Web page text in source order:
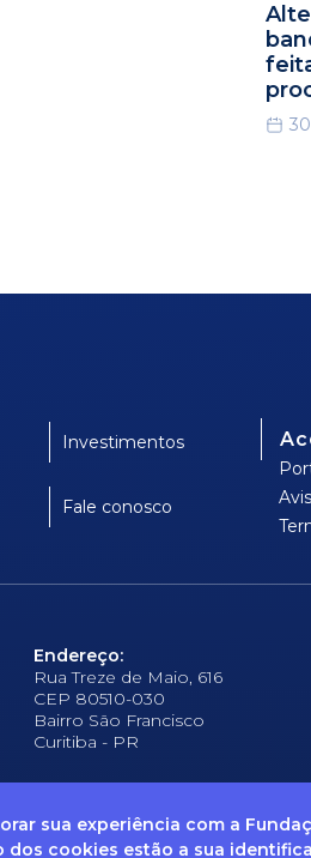
sua experiência com a
dos cookies estão a sua
Investimentos
Fale conosco
Endereço:
Rua Treze de Maio, 616
CEP 80510-030
Bairro São Francisco
Curitiba - PR